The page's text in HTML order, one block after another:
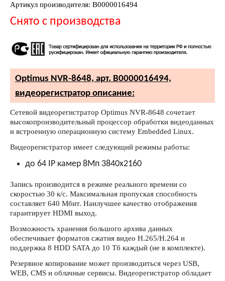
Артикул производителя: В0000016494
Снято с производства
Optimus NVR-8648, арт. В0000016494,
видеорегистратор описание:
Сетевой видеорегистратор Optimus NVR-8648 сочетает
высокопроизводительный процессор обработки видеоданных
и встроенную операционную систему Embedded Linux.
Видеорегистратор имеет следующий режимы работы:
до 64 IP камер 8Мп 3840х2160
Запись производится в режиме реального времени со
скоростью 30 к/с. Максимальная пропуская способность
составляет 640 Мбит. Наилучшее качество отображения
гарантирует HDMI выход.
Возможность хранения большого архива данных
обеспечивает форматов сжатия видео H.265/H.264 и
поддержка 8 HDD SATA до 10 Тб каждый (не в комплекте).
Резервное копирование может производиться через USB,
WEB, CMS и облачные сервисы. Видеорегистратор обладает